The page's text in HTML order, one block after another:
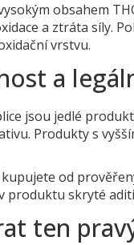
obsahem
a ztráta síly.
vrstvu.
a
jsou jedlé
Produkty s
kupujete od
produktu skryté
ten